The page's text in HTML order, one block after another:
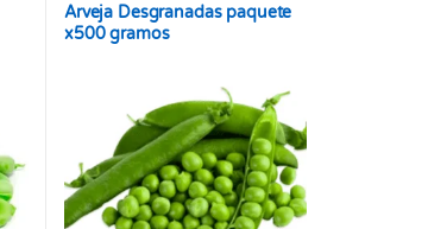
Arveja Desgranadas paquete
x500 gramos